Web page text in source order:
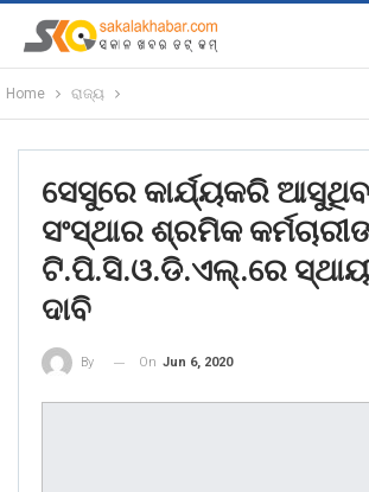
Home ରାଜ୍ୟ
ସେସୁରେ କାର୍ଯ୍ୟକରି
ସଂସ୍ଥାର ଶ୍ରମିକ
ଟି.ପି.ସି.ଓ.ଡି.ଏଲ୍.ରେ
ଦାବି
By On Jun 6, 2020